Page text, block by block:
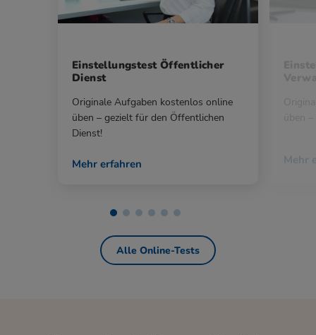
Einstellungstest Öffentlicher
Dienst
Originale Aufgaben kostenlos online
üben – gezielt für den Öffentlichen
Dienst!
Mehr erfahren Mehr
Alle Online-Tests